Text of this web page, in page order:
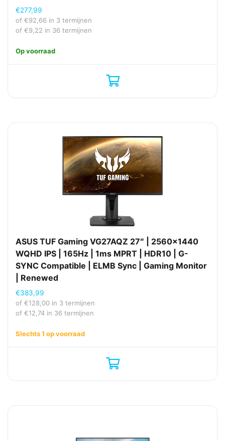
€277,99
of €92,66 in 3 termijnen
of €9,22 in 36 termijnen
Op voorraad
ASUS TUF Gaming VG27AQZ 27″ | 2560×1440
WQHD IPS | 165Hz | 1ms MPRT | HDR10 | G-
SYNC Compatible | ELMB Sync | Gaming Monitor
| Renewed
€383,99
of €128,00 in 3 termijnen
of €12,74 in 36 termijnen
Slechts 1 op voorraad